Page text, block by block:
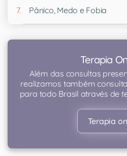
Pânico, Medo e Fobia
Terapia
Além das consultas
realizamos também
para todo Brasil através de
Terapia